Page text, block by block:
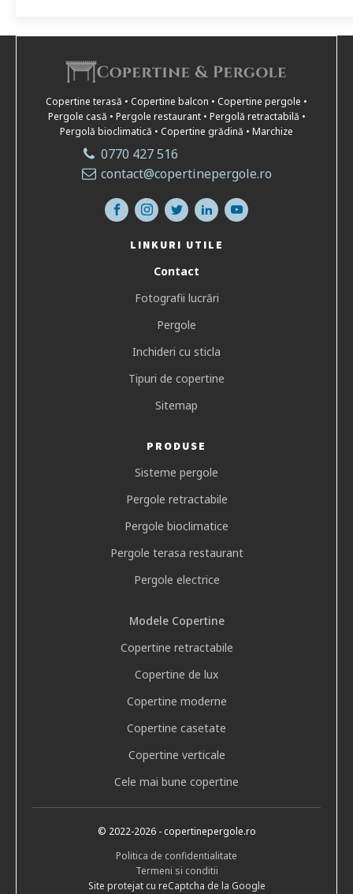
Copertine terasă • Copertine balcon • Copertine pergole •
Pergole casă • Pergole restaurant • Pergolă retractabilă •
Pergolă bioclimatică • Copertine grădină • Marchize
0770 427 516
contact@copertinepergole.ro
LINKURI UTILE
Contact
Fotografii lucrări
Pergole
Inchideri cu sticla
Tipuri de copertine
Sitemap
PRODUSE
Sisteme pergole
Pergole retractabile
Pergole bioclimatice
Pergole terasa restaurant
Pergole electrice
Modele Copertine
Copertine retractabile
Copertine de lux
Copertine moderne
Copertine casetate
Copertine verticale
Cele mai bune copertine
© 2022-2026- copertinepergole.ro
Politica de confidentialitate
Termeni si conditii
Site protejat cu reCaptcha de la Google